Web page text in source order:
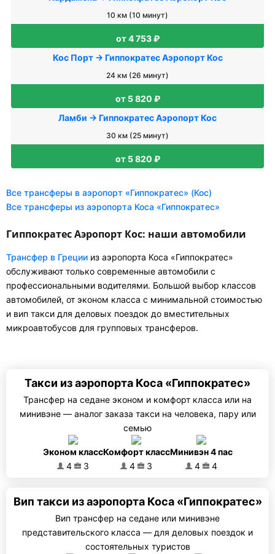
10 км (10 минут)
от 4 753 ₽
Кос Порт → Гиппократес Аэропорт Кос
24 км (26 минут)
от 5 820 ₽
Ламби → Гиппократес Аэропорт Кос
30 км (25 минут)
от 5 820 ₽
Все трансферы в аэропорт «Гиппократес» (Кос)
Все трансферы из аэропорта Коса «Гиппократес»
Гиппократес Аэропорт Кос: наши автомобили
Трансфер в Греции из аэропорта Коса «Гиппократес»
обслуживают только современные автомобили с
профессиональными водителями. Большой выбор классов
автомобилей, от эконом класса с минимальной стоимостью
и вип такси для деловых поездок до вместительных
микроавтобусов для групповых трансферов.
Такси из аэропорта Коса «Гиппократес»
Трансфер на седане эконом и комфорт класса или на
минивэне — аналог заказа такси на человека, пару или
семью
Эконом класс
4
3
Комфорт класс
4
3
Минивэн 4 пас
4
4
Вип такси из аэропорта Коса «Гиппократес»
Вип трансфер на седане или минивэне
представительского класса — для деловых поездок и
состоятельных туристов